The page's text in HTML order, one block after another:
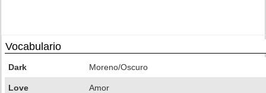
Vocabulario
Dark Moreno/Oscuro
Love Amor